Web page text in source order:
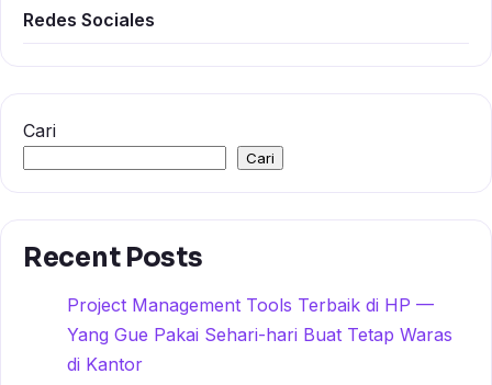
Redes Sociales
Cari
Cari
Recent Posts
Project Management Tools Terbaik di HP —
Yang Gue Pakai Sehari-hari Buat Tetap Waras
di Kantor